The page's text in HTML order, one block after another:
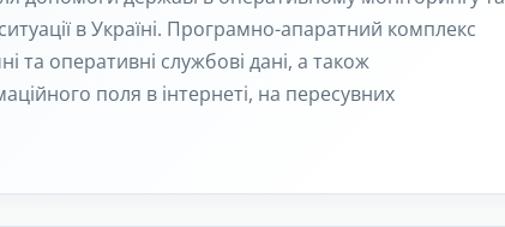
в Україні. Програмно-апаратний комплекс
та оперативні службові дані, а також
поля в інтернеті, на пересувних